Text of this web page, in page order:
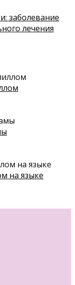
заболевание
лечения
на языке